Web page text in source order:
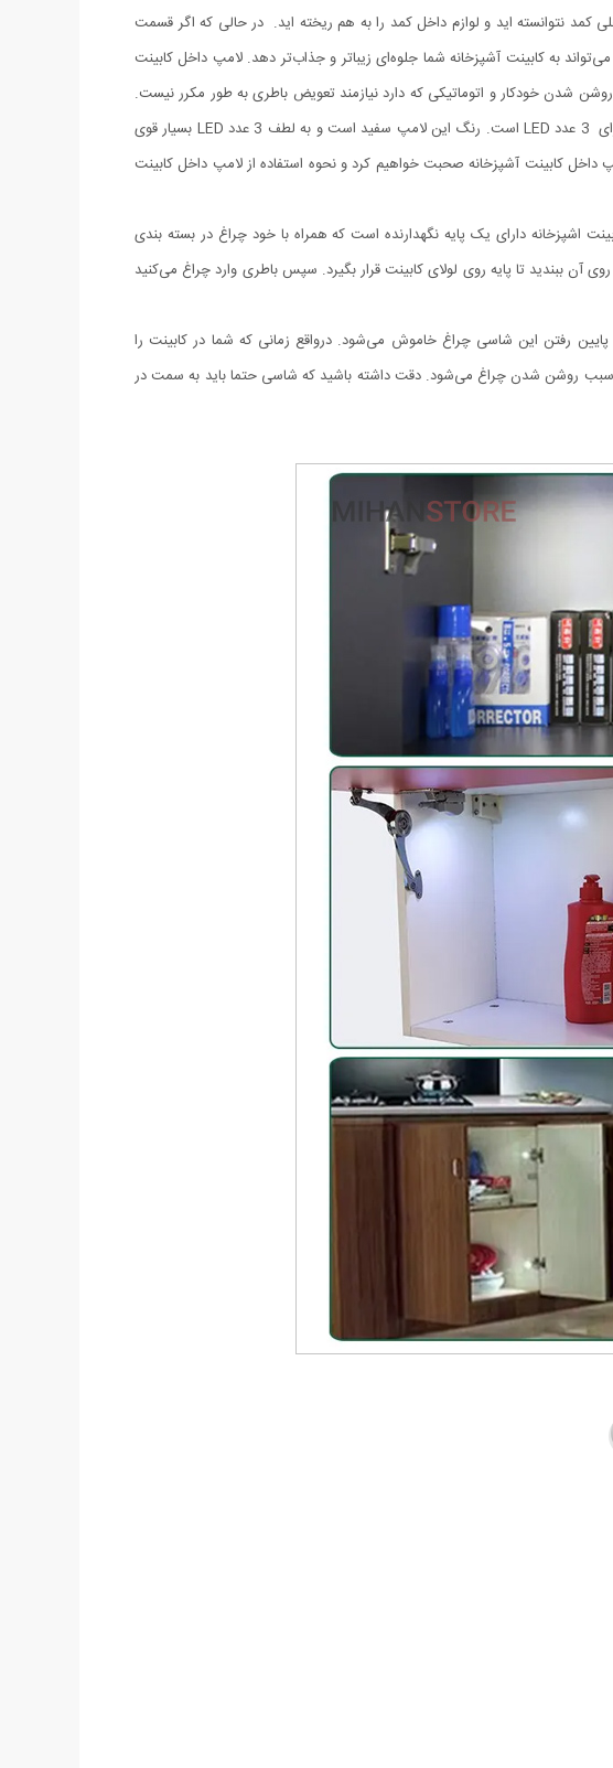
نتوانسته اید و لوازم داخل کمد را به هم ریخته اید. در حالی که اگر قسمت
به کابینت آشپزخانه شما جلوه‌ای زیباتر و جذاب‌تر دهد. لامپ داخل کابینت
شدن خودکار و اتوماتیکی که دارد نیازمند تعویض باطری به طور مکرر نیست.
این لامپ برای تامین انرژی موردنیاز از 1 عدد باطری استفاده می‌کند. لامپ داخل کابینت اشپزخانه از جنس پلاستیک است و دارای 3 عدد LED است. رنگ این لامپ سفید است و به لطف 3 عدد LED بسیار قوی
داخل کابینت آشپزخانه صحبت خواهیم کرد و نحوه استفاده از لامپ داخل کابینت
دارای یک پایه نگهدارنده است که همراه با خود چراغ در بسته بندی
آن ببندید تا پایه روی لولای کابینت قرار بگیرد. سپس باطری وارد چراغ می‌کنید
رفتن این شاسی چراغ خاموش می‌شود. درواقع زمانی که شما در کابینت را
سبب روشن شدن چراغ می‌شود. دقت داشته باشید که شاسی حتما باید به سمت در